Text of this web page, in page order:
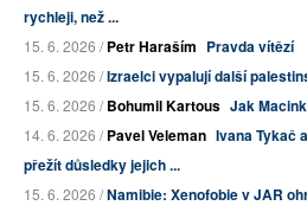
rychleji, než ...
15. 6. 2026 /Petr Haraším Pravda vítězí
15. 6. 2026 /Izraelci vypalují další
15. 6. 2026 /Bohumil Kartous Jak
14. 6. 2026 /Pavel Veleman Ivana Tykač
přežít důsledky jejich ...
15. 6. 2026 /Namibie: Xenofobie v JAR